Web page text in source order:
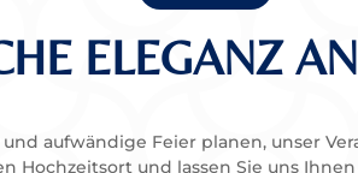
ELEGANZ
aufwändige Feier planen, unser
Hochzeitsort und lassen Sie uns